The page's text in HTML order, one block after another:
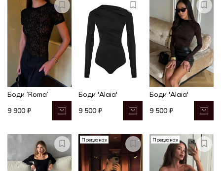
Боди ’Roma’
9 900 ₽
Боди 'Alaia'
9 500 ₽
Боди 'Alaia'
9 500 ₽
Предзаказ Предзаказ